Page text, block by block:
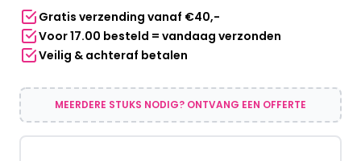
Polyester
badhanddoek
–
Duck
Print
aantal
Gratis verzending vanaf €40,-
Voor 17.00 besteld = vandaag verzonden
Veilig & achteraf betalen
MEERDERE STUKS NODIG? ONTVANG EEN OFFERTE